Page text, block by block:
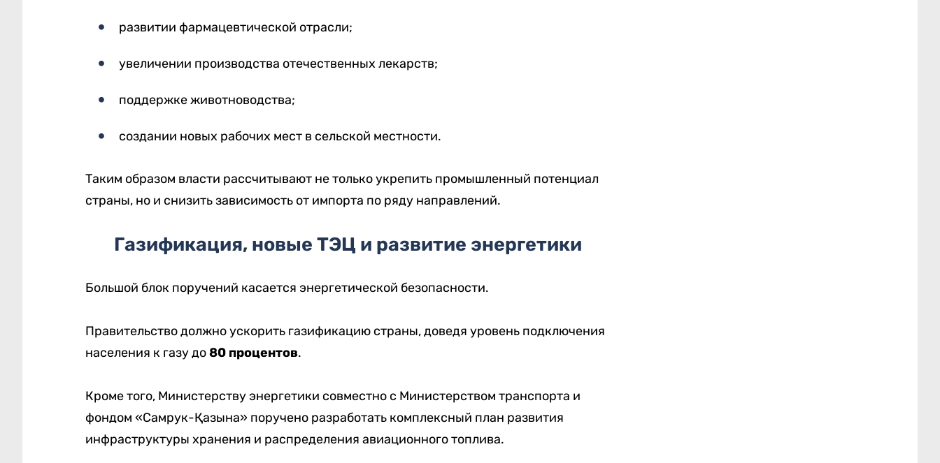
развитии фармацевтической отрасли;
увеличении производства отечественных лекарств;
поддержке животноводства;
создании новых рабочих мест в сельской местности.
Таким образом власти рассчитывают не только укрепить промышленный потенциал
страны, но и снизить зависимость от импорта по ряду направлений.
Газификация, новые ТЭЦ и развитие энергетики
Большой блок поручений касается энергетической безопасности.
Правительство должно ускорить газификацию страны, доведя уровень подключения
населения к газу до80 процентов.
Кроме того, Министерству энергетики совместно с Министерством транспорта и
фондом «Самрук-Қазына» поручено разработать комплексный план развития
инфраструктуры хранения и распределения авиационного топлива.